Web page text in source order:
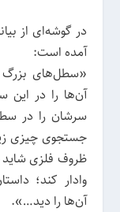
در گوشه‌ای از
آمده است:
«سطل‌های بزرگ
آن‌ها را در این
سرشان را در
جستجوی چیزی
ظروف فلزی شاید
وادار کند؛
آن‌ها را دید…».